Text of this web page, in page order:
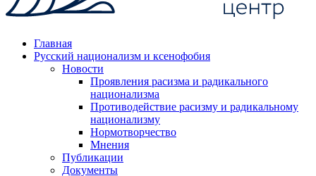
Главная
Русский национализм и ксенофобия
Новости
Проявления расизма и радикального
национализма
Противодействие расизму и радикальному
национализму
Нормотворчество
Мнения
Публикации
Документы